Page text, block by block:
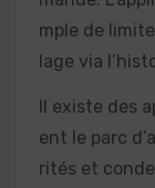
mple de
lage via
Il existe des
ent le parc
rités et